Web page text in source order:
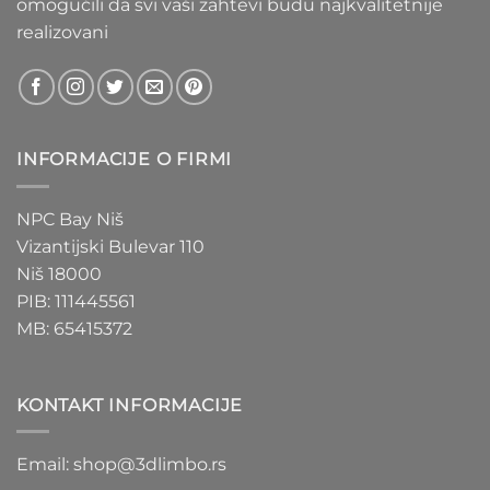
omogućili da svi vaši zahtevi budu najkvalitetnije
realizovani
INFORMACIJE O FIRMI
NPC Bay Niš
Vizantijski Bulevar 110
Niš 18000
PIB: 111445561
MB: 65415372
KONTAKT INFORMACIJE
Email: shop@3dlimbo.rs